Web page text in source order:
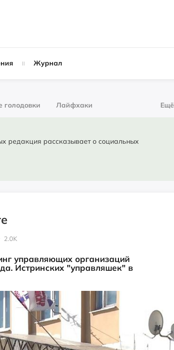
Журнал
голодовки Лайфхаки Ещё
рассказывает о социальных
2.0K
управляющих организаций
Истринских "управляшек" в